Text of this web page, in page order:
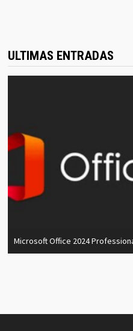
ULTIMAS ENTRADAS
Microsoft Office 2024